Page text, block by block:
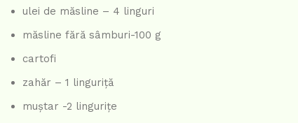
ulei de măsline – 4 linguri
măsline fără sâmburi-100 g
cartofi
zahăr – 1 linguriță
muștar -2 lingurițe